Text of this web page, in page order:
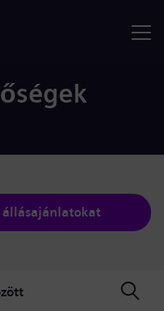
állásajánlatokat